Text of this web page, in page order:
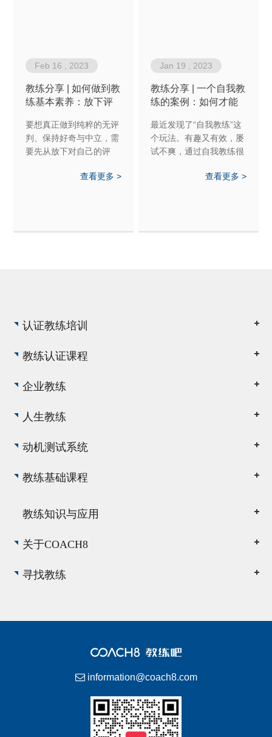
Feb 16 , 2023
教练分享 | 如何做到教
练基本素养：放下评
要想真正做到纯粹的无评
判、保持好奇与中立，需
要先从放下对自己的评
及中立的态度开始查看更多 >
Jan 19 , 2023
教练分享 | 一个自我教
练的案例：如何才能
最近发现了“自我教练”这
个玩法。有趣又有效，屡
试不爽，通过自我教练很
查看更多 >
认证教练培训
教练认证课程
企业教练
人生教练
动机测试系统
教练基础课程
教练知识与应用
关于COACH8
寻找教练
information@coach8.com